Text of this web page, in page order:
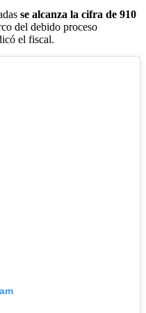
se alcanza la cifra de 910
del debido proceso
el fiscal.